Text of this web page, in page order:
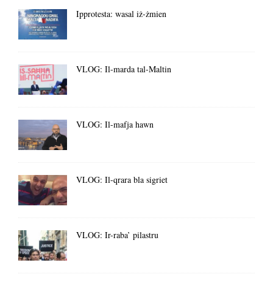
Ipprotesta: wasal iż-żmien
VLOG: Il-marda tal-Maltin
VLOG: Il-mafja hawn
VLOG: Il-qrara bla sigriet
VLOG: Ir-raba’ pilastru